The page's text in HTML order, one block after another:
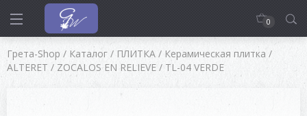
0
Грета-Shop / Каталог / ПЛИТКА / Керамическая плитка /
ALTERET / ZOCALOS EN RELIEVE / TL-04 VERDE